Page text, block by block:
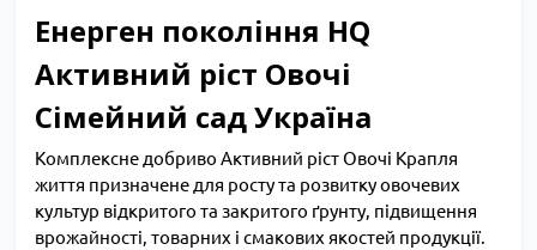
Енерген покоління HQ
Активний ріст Овочі
Сімейний сад Україна
Комплексне добриво Активний ріст Овочі Крапля
життя призначене для росту та розвитку овочевих
культур відкритого та закритого ґрунту, підвищення
врожайності, товарних і смакових якостей продукції.